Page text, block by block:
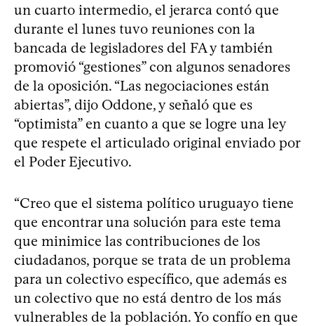
un cuarto intermedio, el jerarca contó que
durante el lunes tuvo reuniones con la
bancada de legisladores del FA y también
promovió “gestiones” con algunos senadores
de la oposición. “Las negociaciones están
abiertas”, dijo Oddone, y señaló que es
“optimista” en cuanto a que se logre una ley
que respete el articulado original enviado por
el Poder Ejecutivo.
“Creo que el sistema político uruguayo tiene
que encontrar una solución para este tema
que minimice las contribuciones de los
ciudadanos, porque se trata de un problema
para un colectivo específico, que además es
un colectivo que no está dentro de los más
vulnerables de la población. Yo confío en que